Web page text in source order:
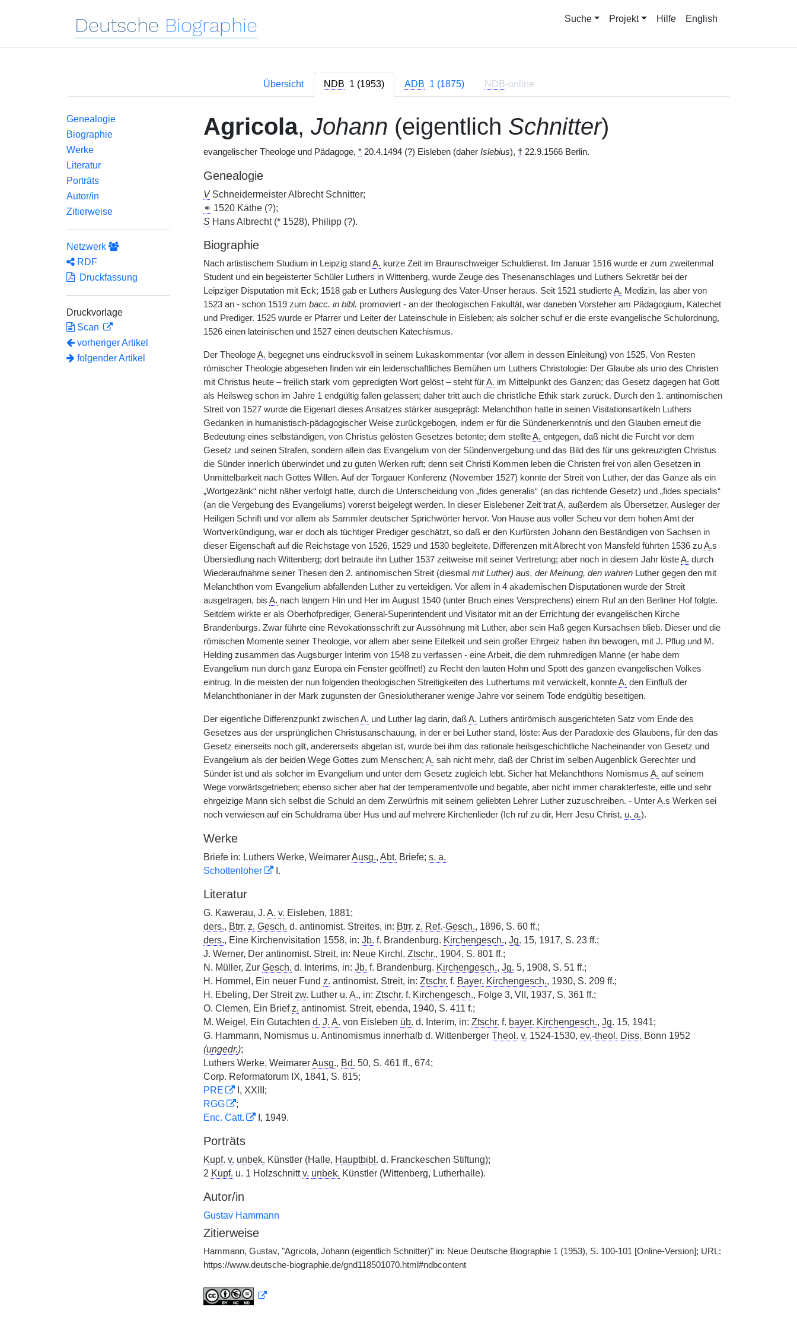
Deutsche Biographie Suche Projekt Hilfe English
Übersicht NDB 1 (1953) ADB 1 (1875) NDB-online
Genealogie
Biographie
Werke
Literatur
Porträts
Autor/in
Zitierweise
Netzwerk
RDF
Druckfassung
Druckvorlage
Scan
vorheriger Artikel
folgender Artikel
Agricola, Johann (eigentlich Schnitter)
evangelischer Theologe und Pädagoge, *20.4.1494 (?) Eisleben (daher Islebius), †22.9.1566 Berlin.
Genealogie
VSchneidermeister Albrecht Schnitter;
⚭ 1520 Käthe (?);
SHans Albrecht (*1528), Philipp (?).
Biographie
Nach artistischem Studium in Leipzig stand A. kurze Zeit im Braunschweiger Schuldienst. Im Januar 1516 wurde er zum zweitenmal
Student und ein begeisterter Schüler Luthers in Wittenberg, wurde Zeuge des Thesenanschlages und Luthers Sekretär bei der
Leipziger Disputation mit Eck; 1518 gab er Luthers Auslegung des Vater-Unser heraus. Seit 1521 studierteA. Medizin, las aber von
1523 an - schon 1519 zum bacc. in bibl. promoviert - an der theologischen Fakultät, war daneben Vorsteher am Pädagogium, Katechet
und Prediger. 1525 wurde er Pfarrer und Leiter der Lateinschule in Eisleben; als solcher schuf er die erste evangelische Schulordnung,
1526 einen lateinischen und 1527 einen deutschen Katechismus.
Der TheologeA. begegnet uns eindrucksvoll in seinem Lukaskommentar (vor allem in dessen Einleitung) von 1525. Von Resten
römischer Theologie abgesehen finden wir ein leidenschaftliches Bemühen um Luthers Christologie: Der Glaube als unio des Christen
mit Christus heute – freilich stark vom gepredigten Wort gelöst – steht fürA. im Mittelpunkt des Ganzen; das Gesetz dagegen hat Gott
als Heilsweg schon im Jahre 1 endgültig fallen gelassen; daher tritt auch die christliche Ethik stark zurück. Durch den 1. antinomischen
Streit von 1527 wurde die Eigenart dieses Ansatzes stärker ausgeprägt: Melanchthon hatte in seinen Visitationsartikeln Luthers
Gedanken in humanistisch-pädagogischer Weise zurückgebogen, indem er für die Sündenerkenntnis und den Glauben erneut die
Bedeutung eines selbständigen, von| Christus gelösten Gesetzes betonte; dem stellteA. entgegen, daß nicht die Furcht vor dem
Gesetz und seinen Strafen, sondern allein das Evangelium von der Sündenvergebung und das Bild des für uns gekreuzigten Christus
die Sünder innerlich überwindet und zu guten Werken ruft; denn seit Christi Kommen leben die Christen frei von allen Gesetzen in
Unmittelbarkeit nach Gottes Willen. Auf der Torgauer Konferenz (November 1527) konnte der Streit von Luther, der das Ganze als ein
„Wortgezänk“ nicht näher verfolgt hatte, durch die Unterscheidung von „fides generalis“ (an das richtende Gesetz) und „fides specialis“
(an die Vergebung des Evangeliums) vorerst beigelegt werden. In dieser Eislebener Zeit tratA. außerdem als Übersetzer, Ausleger der
Heiligen Schrift und vor allem als Sammler deutscher Sprichwörter hervor. Von Hause aus voller Scheu vor dem hohen Amt der
Wortverkündigung, war er doch als tüchtiger Prediger geschätzt, so daß er den Kurfürsten Johann den Beständigen von Sachsen in
dieser Eigenschaft auf die Reichstage von 1526, 1529 und 1530 begleitete. Differenzen mit Albrecht von Mansfeld führten 1536 zuA.s
Übersiedlung nach Wittenberg; dort betraute ihn Luther 1537 zeitweise mit seiner Vertretung; aber noch in diesem Jahr lösteA. durch
Wiederaufnahme seiner Thesen den 2. antinomischen Streit (diesmal mit Luther) aus, der Meinung, den wahrenLuther gegen den mit
Melanchthon vom Evangelium abfallenden Luther zu verteidigen. Vor allem in 4 akademischen Disputationen wurde der Streit
ausgetragen, bis A. nach langem Hin und Her im August 1540 (unter Bruch eines Versprechens) einem Ruf an den Berliner Hof folgte.
Seitdem wirkte er als Oberhofprediger, General-Superintendent und Visitator mit an der Errichtung der evangelischen Kirche
Brandenburgs. Zwar führte eine Revokationsschrift zur Aussöhnung mit Luther, aber sein Haß gegen Kursachsen blieb. Dieser und die
römischen Momente seiner Theologie, vor allem aber seine Eitelkeit und sein großer Ehrgeiz haben ihn bewogen, mit J. Pflug und M.
Helding zusammen das Augsburger Interim von 1548 zu verfassen - eine Arbeit, die dem ruhmredigen Manne (er habe dem
Evangelium nun durch ganz Europa ein Fenster geöffnet!) zu Recht den lauten Hohn und Spott des ganzen evangelischen Volkes
eintrug. In die meisten der nun folgenden theologischen Streitigkeiten des Luthertums mit verwickelt, konnteA. den Einfluß der
Melanchthonianer in der Mark zugunsten der Gnesiolutheraner wenige Jahre vor seinem Tode endgültig beseitigen.
Der eigentliche Differenzpunkt zwischenA. und Luther lag darin, daßA. Luthers antirömisch ausgerichteten Satz vom Ende des
Gesetzes aus der ursprünglichen Christusanschauung, in der er bei Luther stand, löste: Aus der Paradoxie des Glaubens, für den das
Gesetz einerseits noch gilt, andererseits abgetan ist, wurde bei ihm das rationale heilsgeschichtliche Nacheinander von Gesetz und
Evangelium als der beiden Wege Gottes zum Menschen; A. sah nicht mehr, daß der Christ im selben Augenblick Gerechter und
Sünder ist und als solcher im Evangelium und unter dem Gesetz zugleich lebt. Sicher hat Melanchthons Nomismus A. auf seinem
Wege vorwärtsgetrieben; ebenso sicher aber hat der temperamentvolle und begabte, aber nicht immer charakterfeste, eitle und sehr
ehrgeizige Mann sich selbst die Schuld an dem Zerwürfnis mit seinem geliebten Lehrer Luther zuzuschreiben. - UnterA.s Werken sei
noch verwiesen auf ein Schuldrama über Hus und auf mehrere Kirchenlieder (Ich ruf zu dir, Herr Jesu Christ, u. a.).
Werke
Briefe in: Luthers Werke, WeimarerAusg., Abt. Briefe; s. a.
Schottenloher
I.
Literatur
G. Kawerau, J. A. v. Eisleben, 1881;
ders., Btrr. z. Gesch. d. antinomist. Streites, in: Btrr. z. Ref.-Gesch., 1896, S. 60 ff.;
ders., Eine Kirchenvisitation 1558, in: Jb. f. Brandenburg. Kirchengesch., Jg. 15, 1917, S. 23 ff.;
J. Werner, Der antinomist. Streit, in: Neue Kirchl. Ztschr., 1904, S. 801 ff.;
N. Müller, Zur Gesch. d. Interims, in: Jb. f. Brandenburg. Kirchengesch., Jg. 5, 1908, S. 51 ff.;
H. Hommel, Ein neuer Fund z. antinomist. Streit, in: Ztschr. f. Bayer. Kirchengesch., 1930, S. 209 ff.;
H. Ebeling, Der Streit zw. Luther u. A., in: Ztschr. f. Kirchengesch., Folge 3, VII, 1937, S. 361 ff.;
O. Clemen, Ein Brief z. antinomist. Streit, ebenda, 1940, S. 411 f.;
M. Weigel, Ein Gutachten d. J. A. von Eisleben üb. d. Interim, in: Ztschr. f. bayer. Kirchengesch., Jg. 15, 1941;
G. Hammann, Nomismus u. Antinomismus innerhalb d. Wittenberger Theol. v. 1524-1530, ev.-theol. Diss. Bonn 1952
(ungedr.);
Luthers Werke, WeimarerAusg., Bd. 50, S. 461 ff., 674;
Corp. Reformatorum IX, 1841, S. 815;
PRE
I, XXIII;
RGG
;
Enc. Catt.
I, 1949.
Porträts
Kupf. v. unbek. Künstler (Halle, Hauptbibl. d. Franckeschen Stiftung);
2 Kupf. u. 1 Holzschnittv. unbek. Künstler (Wittenberg, Lutherhalle).
Autor/in
Gustav Hammann
Zitierweise
Hammann, Gustav, "Agricola, Johann (eigentlich Schnitter)" in: Neue Deutsche Biographie 1 (1953), S. 100-101 [Online-Version]; URL:
https://www.deutsche-biographie.de/gnd118501070.html#ndbcontent